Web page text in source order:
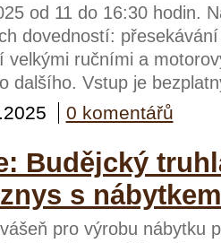
od 11 do 16:30 hodin.
dovedností:
velkými ručními a
dalšího. Vstup je
0 komentářů
Budějcký
s nábytkem
pro výrobu nábytku